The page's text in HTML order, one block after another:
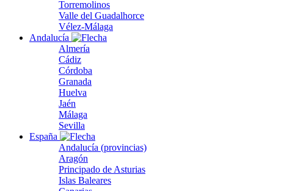
Torremolinos
Valle del Guadalhorce
Vélez-Málaga
Andalucía
Almería
Cádiz
Córdoba
Granada
Huelva
Jaén
Málaga
Sevilla
España
Andalucía (provincias)
Aragón
Principado de Asturias
Islas Baleares